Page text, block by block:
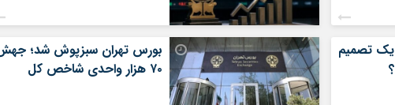
یک تصمیم
بورس تهران سبزپوش شد؛
۷۰ هزار واحدی شاخص کل